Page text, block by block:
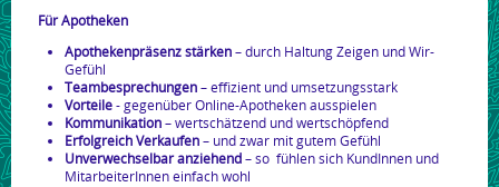
Für Apotheken
Apothekenpräsenz stärken– durch Haltung Zeigen und Wir-
Gefühl
Teambesprechungen– effizient und umsetzungsstark
Vorteile- gegenüber Online-Apotheken ausspielen
Kommunikation– wertschätzend und wertschöpfend
Erfolgreich Verkaufen– und zwar mit gutem Gefühl
Unverwechselbar anziehend– so fühlen sich KundInnen und
MitarbeiterInnen einfach wohl